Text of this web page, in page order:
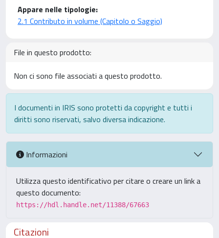
Appare nelle tipologie:
2.1 Contributo in volume (Capitolo o Saggio)
File in questo prodotto:
Non ci sono file associati a questo prodotto.
I documenti in IRIS sono protetti da copyright e tutti i
diritti sono riservati, salvo diversa indicazione.
Informazioni
Utilizza questo identificativo per citare o creare un link a
questo documento:
https://hdl.handle.net/11388/67663
Citazioni